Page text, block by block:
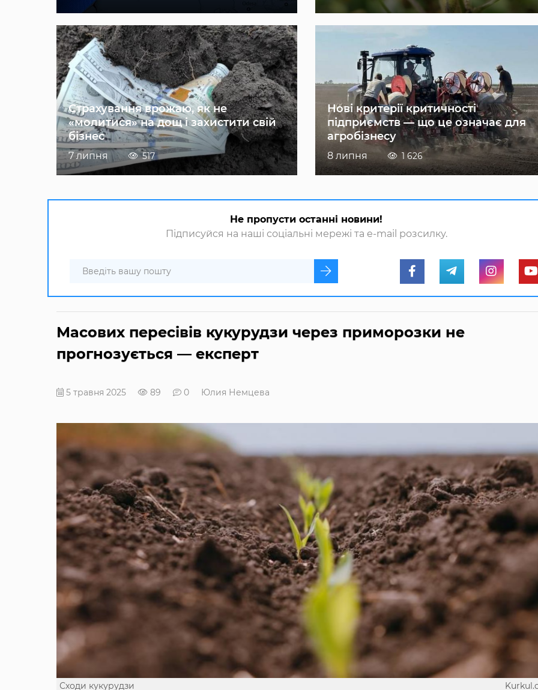
Страхування врожаю, як не
«молитися» на дощ і захистити свій
бізнес
7 липня 517
Нові критерії критичності
підприємств — що це означає для
агробізнесу
8 липня 1 626
Не пропусти останні новини!
Підписуйся на наші соціальні мережі та e-mail розсилку.
Масових пересівів кукурудзи через приморозки не
прогнозується — експерт
5 травня 2025 89 0 Юлия Немцева
Сходи кукурудзи